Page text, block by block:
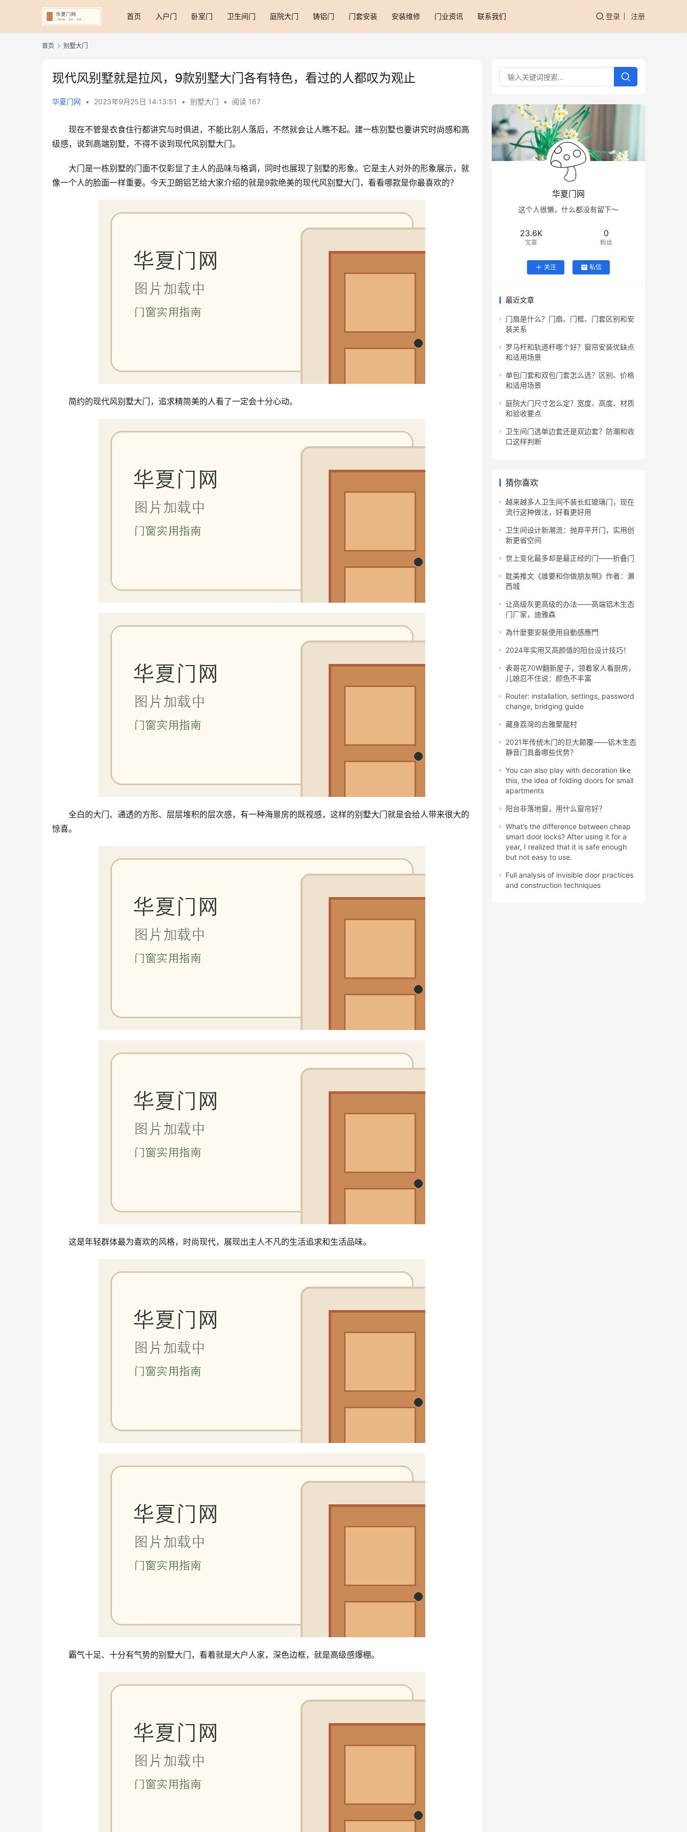
首页 入户门 卧室门 卫生间门 庭院大门 铸铝门 门套安装 安装维修 门业资讯 联系我们 登录 注册
首页 别墅大门
现代风别墅就是拉风，9款别墅大门各有特色，看过的人都叹为观止
华夏门网 • 2023年9月25日 14:13:51 • 别墅大门 • 阅读 167
现在不管是衣食住行都讲究与时俱进，不能比别人落后，不然就会让人瞧不起。建一栋别墅也要讲究时尚感和高
级感，说到高端别墅，不得不谈到现代风别墅大门。
大门是一栋别墅的门面不仅彰显了主人的品味与格调，同时也展现了别墅的形象。它是主人对外的形象展示，就
像一个人的脸面一样重要。今天卫朗铝艺给大家介绍的就是9款绝美的现代风别墅大门，看看哪款是你最喜欢的？
简约的现代风别墅大门，追求精简美的人看了一定会十分心动。
全白的大门、通透的方形、层层堆积的层次感，有一种海景房的既视感，这样的别墅大门就是会给人带来很大的
惊喜。
这是年轻群体最为喜欢的风格，时尚现代，展现出主人不凡的生活追求和生活品味。
霸气十足、十分有气势的别墅大门，看着就是大户人家，深色边框，就是高级感爆棚。
华夏门网
这个人很懒，什么都没有留下～
23.6K
文章
0
粉丝
关注 私信
最近文章
门扇是什么？门扇、门框、门套区别和安
装关系
罗马杆和轨道杆哪个好？窗帘安装优缺点
和适用场景
单包门套和双包门套怎么选？区别、价格
和适用场景
庭院大门尺寸怎么定？宽度、高度、材质
和验收要点
卫生间门选单边套还是双边套？防潮和收
口这样判断
猜你喜欢
越来越多人卫生间不装长虹玻璃门，现在
流行这种做法，好看更好用
卫生间设计新潮流：抛弃平开门，实用创
新更省空间
世上变化最多却是最正经的门——折叠门
耽美推文《誰要和你做朋友啊》作者：瀨
西城
让高级灰更高级的办法——高端铝木生态
门厂家，迪雅森
為什麼要安裝使用自動感應門
2024年实用又高颜值的阳台设计技巧！
表哥花70W翻新屋子，领着家人看厨房，
儿媳忍不住说：颜色不丰富
Router: installation, settings, password
change, bridging guide
藏身荔灣的古雅聚龍村
2021年传统木门的巨大颠覆——铝木生态
静音门具备哪些优势？
You can also play with decoration like
this, the idea of ​​folding doors for small
apartments
阳台非落地窗，用什么窗帘好？
What’s the difference between cheap
smart door locks? After using it for a
year, I realized that it is safe enough
but not easy to use.
Full analysis of invisible door practices
and construction techniques